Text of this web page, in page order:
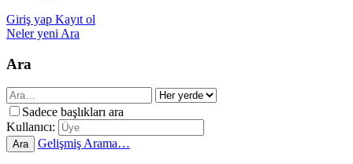
Giriş yap Kayıt ol
Neler yeni Ara
Ara
Sadece başlıkları ara
Kullanıcı:
Ara Gelişmiş Arama…